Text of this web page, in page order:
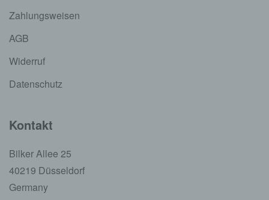
Zahlungsweisen
AGB
Widerruf
Datenschutz
Kontakt
Bilker Allee 25
40219 Düsseldorf
Germany